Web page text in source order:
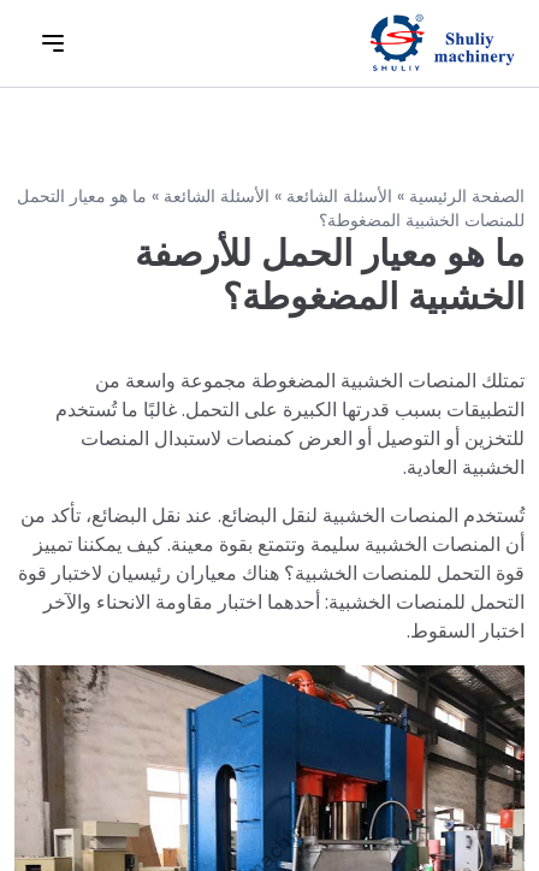
الصفحة الرئيسية » الأسئلة الشائعة » الأسئلة الشائعة » ما هو معيار التحمل
للمنصات الخشبية المضغوطة؟
ما هو معيار الحمل للأرصفة
الخشبية المضغوطة؟
تمتلك المنصات الخشبية المضغوطة مجموعة واسعة من
التطبيقات بسبب قدرتها الكبيرة على التحمل. غالبًا ما تُستخدم
للتخزين أو التوصيل أو العرض كمنصات لاستبدال المنصات
الخشبية العادية.
تُستخدم المنصات الخشبية لنقل البضائع. عند نقل البضائع، تأكد من
أن المنصات الخشبية سليمة وتتمتع بقوة معينة. كيف يمكننا تمييز
قوة التحمل للمنصات الخشبية؟ هناك معياران رئيسيان لاختبار قوة
التحمل للمنصات الخشبية: أحدهما اختبار مقاومة الانحناء والآخر
اختبار السقوط.